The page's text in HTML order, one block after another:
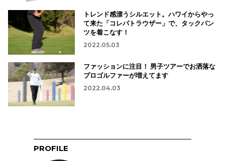
トレンド感漂うシルエット。ハワイからやっ
て来た「コレパトラウザー」で、タックパン
ツを着こなす！
2022.05.03
ファッションに注目！ 男子ツアーでお洒落な
プロゴルファーが増えてます
2022.04.03
PROFILE